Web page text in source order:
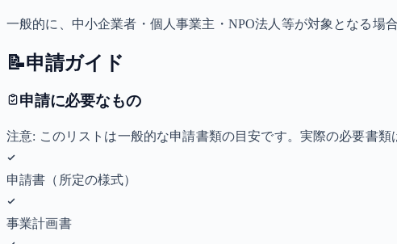
一般的に、中小企業者・個人事業主・NPO法人等が対象となる場合
📝申請ガイド
申請に必要なもの
注意: このリストは一般的な申請書類の目安です。実際の必要書
申請書（所定の様式）
事業計画書